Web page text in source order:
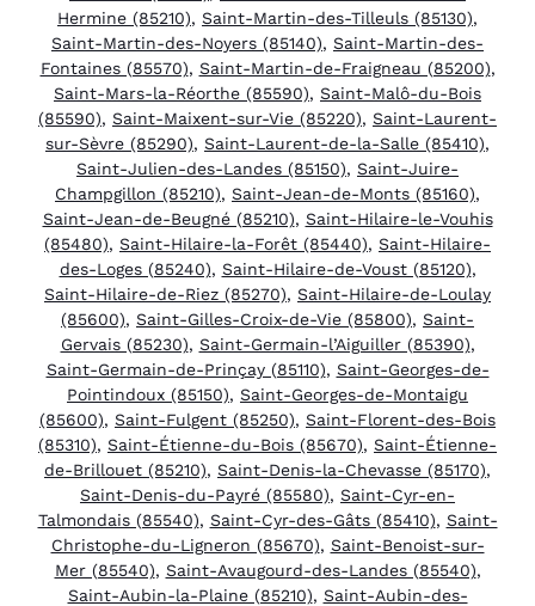
Hermine (85210), Saint-Martin-des-Tilleuls (85130),
Saint-Martin-des-Noyers (85140), Saint-Martin-des-
Fontaines (85570), Saint-Martin-de-Fraigneau (85200),
Saint-Mars-la-Réorthe (85590), Saint-Malô-du-Bois
(85590), Saint-Maixent-sur-Vie (85220), Saint-Laurent-
sur-Sèvre (85290), Saint-Laurent-de-la-Salle (85410),
Saint-Julien-des-Landes (85150), Saint-Juire-
Champgillon (85210), Saint-Jean-de-Monts (85160),
Saint-Jean-de-Beugné (85210), Saint-Hilaire-le-Vouhis
(85480), Saint-Hilaire-la-Forêt (85440), Saint-Hilaire-
des-Loges (85240), Saint-Hilaire-de-Voust (85120),
Saint-Hilaire-de-Riez (85270), Saint-Hilaire-de-Loulay
(85600), Saint-Gilles-Croix-de-Vie (85800), Saint-
Gervais (85230), Saint-Germain-l’Aiguiller (85390),
Saint-Germain-de-Prinçay (85110), Saint-Georges-de-
Pointindoux (85150), Saint-Georges-de-Montaigu
(85600), Saint-Fulgent (85250), Saint-Florent-des-Bois
(85310), Saint-Étienne-du-Bois (85670), Saint-Étienne-
de-Brillouet (85210), Saint-Denis-la-Chevasse (85170),
Saint-Denis-du-Payré (85580), Saint-Cyr-en-
Talmondais (85540), Saint-Cyr-des-Gâts (85410), Saint-
Christophe-du-Ligneron (85670), Saint-Benoist-sur-
Mer (85540), Saint-Avaugourd-des-Landes (85540),
Saint-Aubin-la-Plaine (85210), Saint-Aubin-des-